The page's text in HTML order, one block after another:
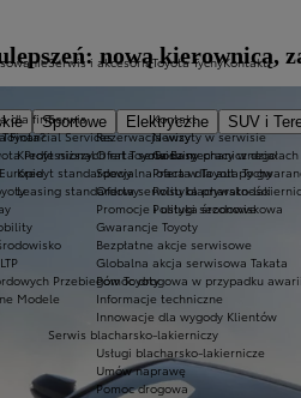
Sportowe Elektryczne SUV i
Professional
Przebiegów Toyoty
Modele
dla firm
Financial Services
Kredyt niższych rat Toyota Easy
Kredyt standardowy
Leasing standardowy
Serwis i akcesoria
Serwis
Rezerwacja wizyty w serwisie
Oferta serwisu mechanicznego
Specjalna oferta dla aut po
Oferta serwisu blacharsko-
Promocje i usługi sezonowe
Gwarancje Toyoty
Bezpłatne akcje serwisowe
Globalna akcja serwisowa Takata
Pomoc drogowa w przypadku
Informacje techniczne
Innowacje dla wygody Klientów
Serwis blacharsko-lakierniczy
Usługi blacharsko-lakiernicze
Umów naprawę
Pomoc drogowa
Toyota Tychy
Kontakt
Newsy
Godziny pracy w działach
Praca w Toyota Tychy
Polityka prywatności
Polityka środowiskowa
Kontakt
nową kierownicą,